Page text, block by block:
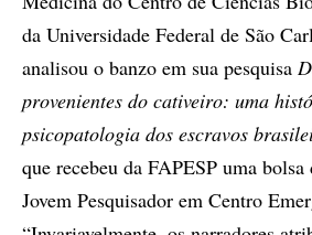
da Universidade Federal de São
analisou o banzo em sua pesquisa
provenientes do cativeiro: uma
psicopatologia dos escravos
que recebeu da FAPESP uma
Jovem Pesquisador em Centro